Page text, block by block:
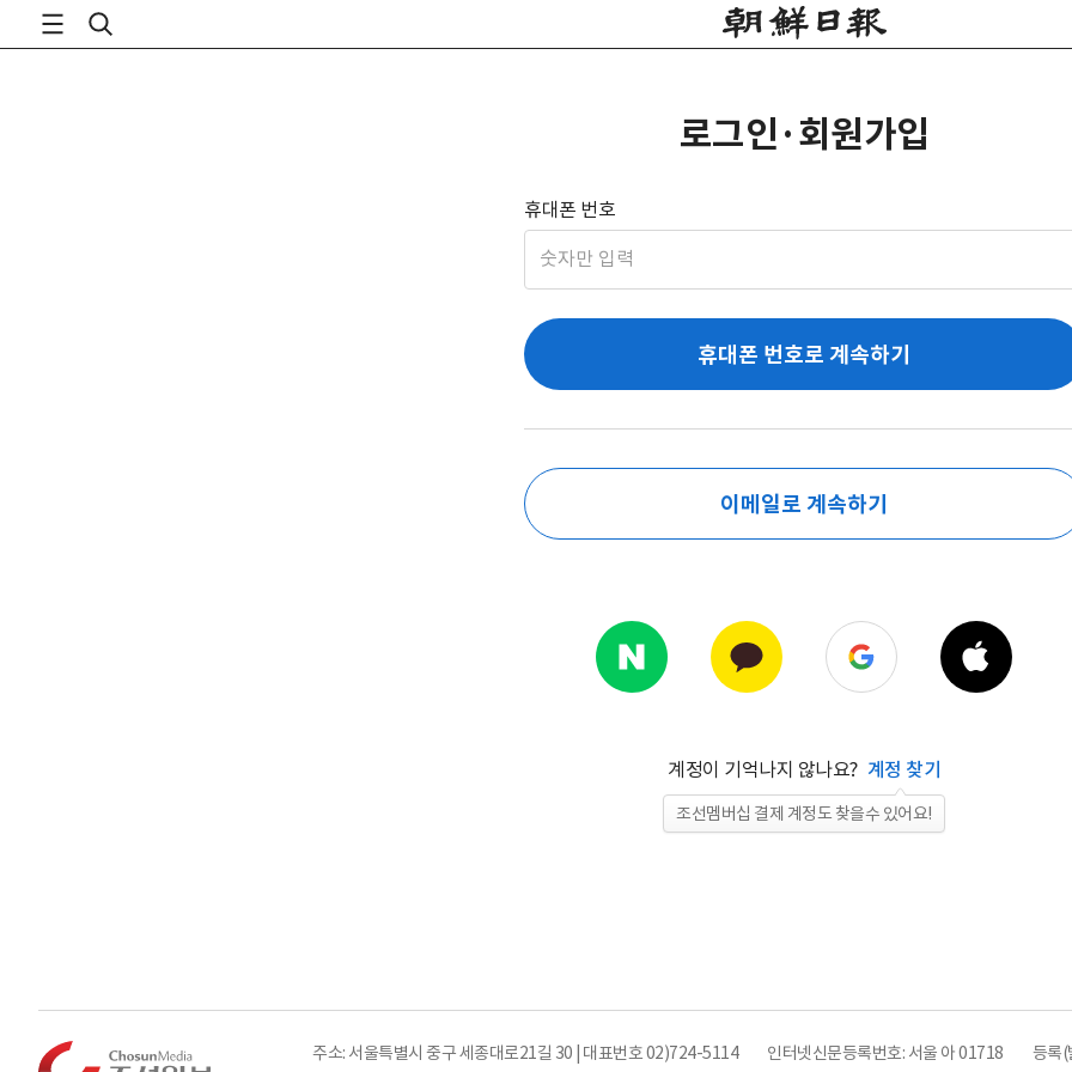
로그인·회원가입
휴대폰 번호
휴대폰 번호로 계속하기
이메일로 계속하기
계정이 기억나지 않나요? 계정 찾기
조선멤버십 결제 계정도 찾을수 있어요!
주소: 서울특별시 중구 세종대로21길 30 | 대표번호 02)724-5114 인터넷신문등록번호: 서울 아 01718 등록(